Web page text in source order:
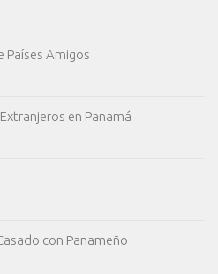
Países Amigos
en Panamá
con Panameño